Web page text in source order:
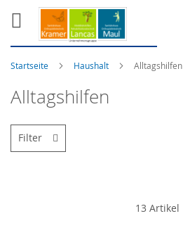
Startseite Haushalt Alltagshilfen
Alltagshilfen
13 Artikel
Filter